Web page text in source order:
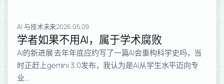
AI 与技术未来2026.05.09
学者如果不用AI，属于学术腐败
AI的新进展 去年年底应约写了一篇AI会重构科学史吗，当
时正赶上gemini 3.0发布，我认为是AI从学生水平迈向专
业…